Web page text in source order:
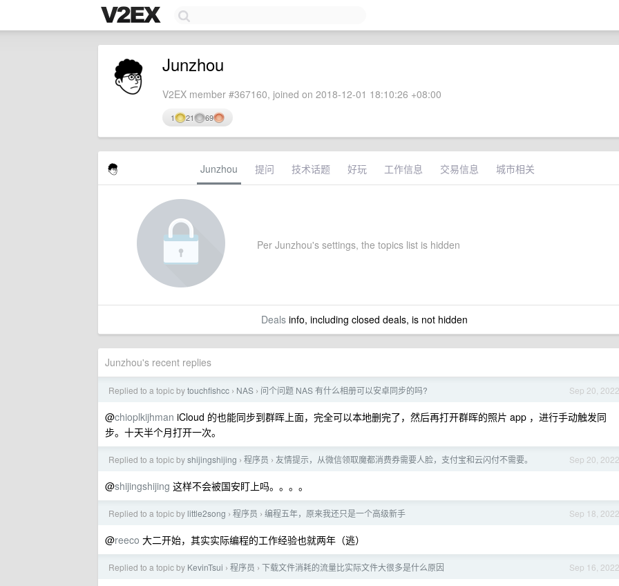
Junzhou
V2EX member #367160, joined on 2018-12-01 18:10:26 +08:00
1 21 69
Junzhou 提问 技术话题 好玩 工作信息 交易信息 城市相关
Per Junzhou's settings, the topics list is hidden
Dealsinfo, including closed deals, is not hidden
Junzhou's recent replies
Sep 20, 2022
Replied to a topic bytouchfishcc › NAS › 问个问题 NAS 有什么相册可以安卓同步的吗?
@chioplkijhman iCloud 的也能同步到群晖上面，完全可以本地删完了，然后再打开群晖的照片 app ，进行手动触发同
步。十天半个月打开一次。
Sep 20, 2022
Replied to a topic byshijingshijing › 程序员 › 友情提示，从微信领取魔都消费券需要人脸，支付宝和云闪付不需要。
@shijingshijing 这样不会被国安盯上吗。。。。
Sep 18, 2022
Replied to a topic by little2song › 程序员 › 编程五年，原来我还只是一个高级新手
@reeco 大二开始，其实实际编程的工作经验也就两年（逃）
Sep 16, 2022
Replied to a topic by KevinTsui › 程序员 › 下载文件消耗的流量比实际文件大很多是什么原因